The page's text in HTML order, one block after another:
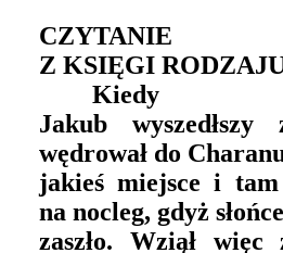
CZYTANIE
Z KSIĘGI
Kiedy
Jakub wyszedłszy
wędrował do
jakieś miejsce i tam
na nocleg, gdyż
zaszło. Wziął